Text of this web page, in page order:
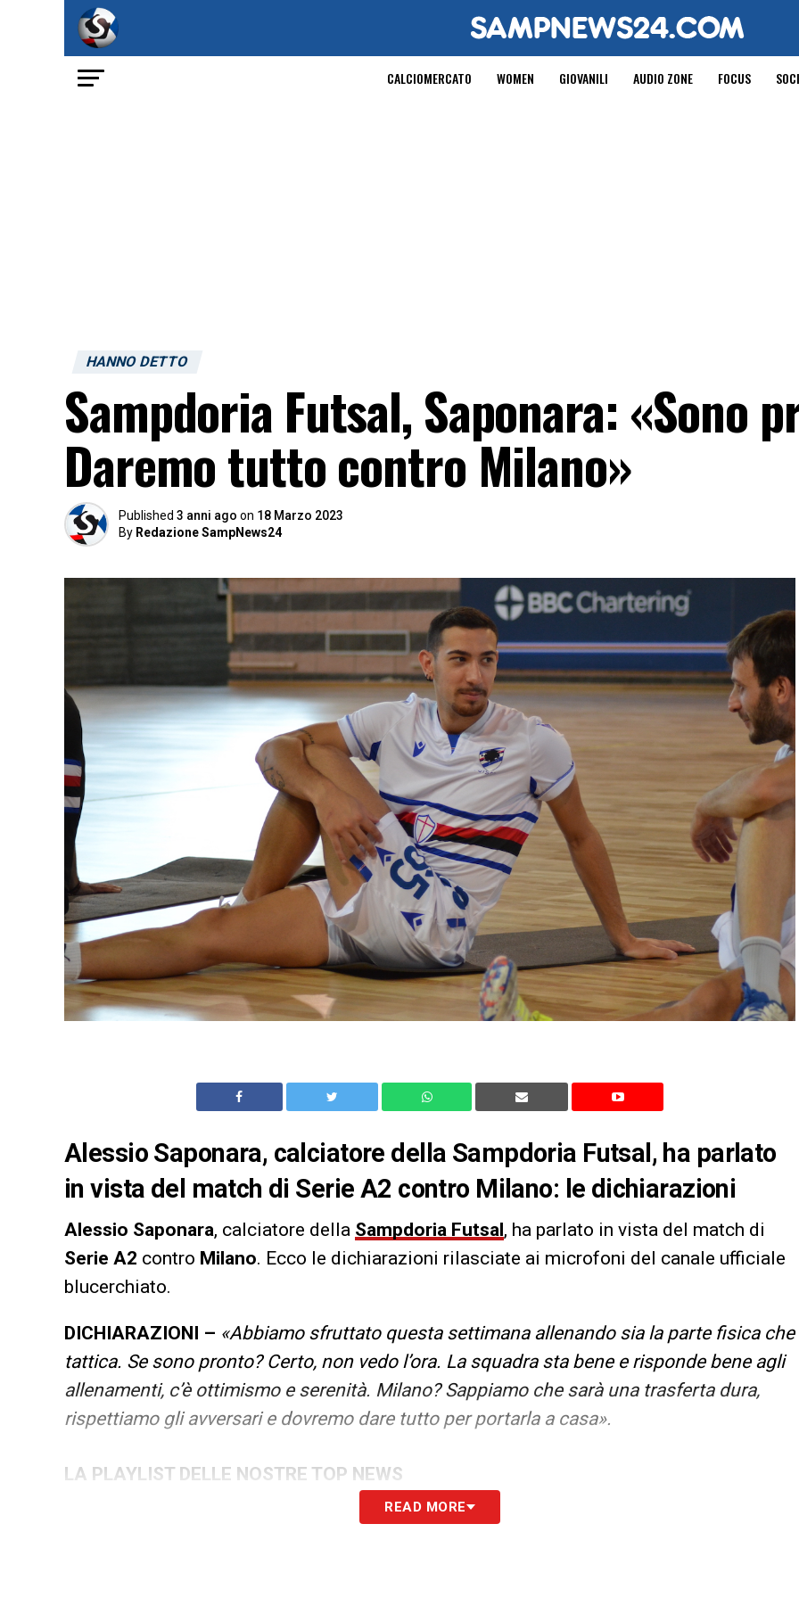
CALCIOMERCATO WOMEN GIOVANILI AUDIO ZONE FOCUS
HANNO DETTO
Sampdoria Futsal, Saponara: «Sono
Daremo tutto contro Milano»
Published 3 anni ago on 18 Marzo 2023
By Redazione SampNews24
Alessio Saponara, calciatore della Sampdoria Futsal, ha parlato
in vista del match di Serie A2 contro Milano: le dichiarazioni
Alessio Saponara, calciatore della Sampdoria Futsal , ha parlato in vista del match di
Serie A2 contro Milano. Ecco le dichiarazioni rilasciate ai microfoni del canale ufficiale
blucerchiato.
DICHIARAZIONI – «Abbiamo sfruttato questa settimana allenando sia la parte fisica che
tattica. Se sono pronto? Certo, non vedo l’ora. La squadra sta bene e risponde bene agli
allenamenti, c’è ottimismo e serenità. Milano? Sappiamo che sarà una trasferta dura,
rispettiamo gli avversari e dovremo dare tutto per portarla a casa».
LA PLAYLIST DELLE NOSTRE TOP NEWS
READ MORE